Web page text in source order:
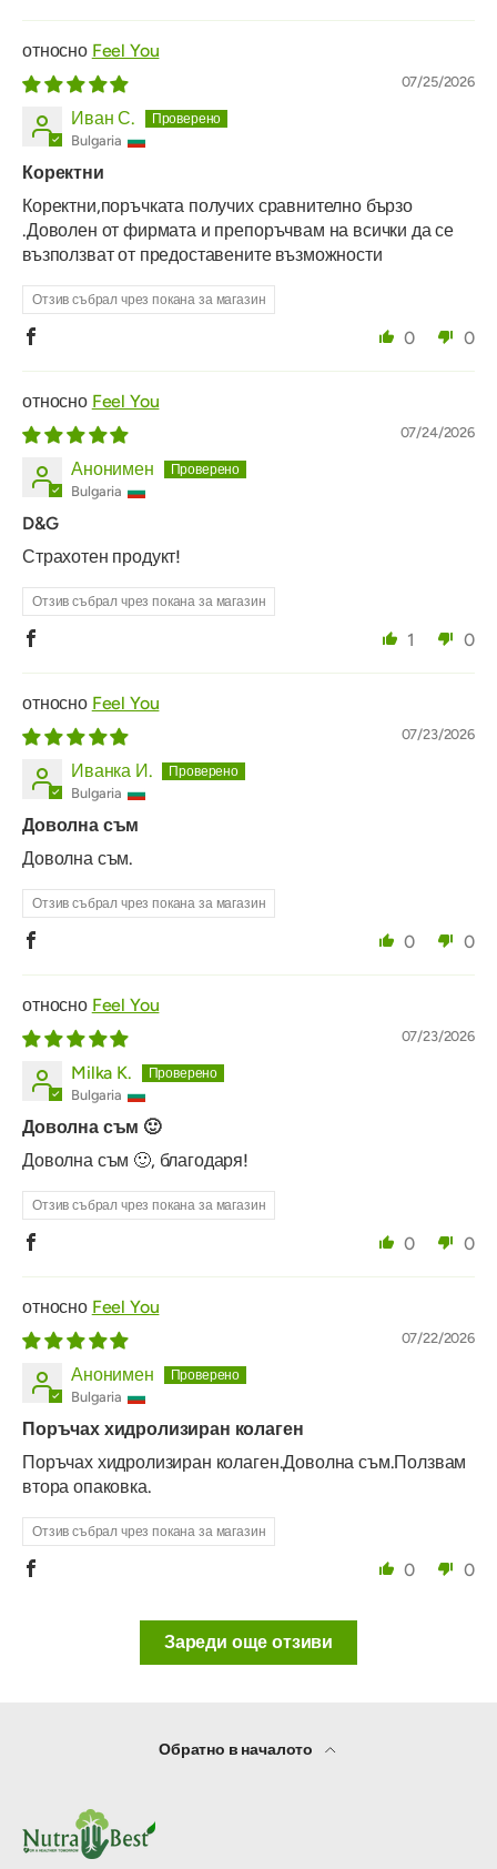
Feel You
07/25/2026
Иван С.
Bulgaria
Коректни
Коректни,поръчката получих сравнително бързо
.Доволен от фирмата и препоръчвам на всички да се
възползват от предоставените възможности
Отзив събрал чрез покана за магазин
0 0
Feel You
07/24/2026
Анонимен
Bulgaria
D&G
Страхотен продукт!
Отзив събрал чрез покана за магазин
1 0
Feel You
07/23/2026
Иванка И.
Bulgaria
Доволна съм
Доволна съм.
Отзив събрал чрез покана за магазин
0 0
Feel You
07/23/2026
Milka K.
Bulgaria
Доволна съм 🙂
Доволна съм 🙂, благодаря!
Отзив събрал чрез покана за магазин
0 0
Feel You
07/22/2026
Анонимен
Bulgaria
Поръчах хидролизиран колаген
Поръчах хидролизиран колаген.Доволна съм.Ползвам
втора опаковка.
Отзив събрал чрез покана за магазин
0 0
Зареди още отзиви
Обратно в началото